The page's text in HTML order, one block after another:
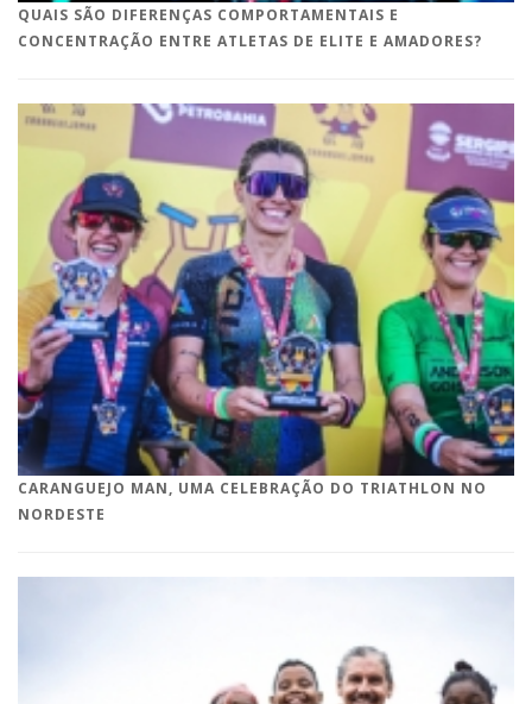
QUAIS SÃO DIFERENÇAS COMPORTAMENTAIS E
CONCENTRAÇÃO ENTRE ATLETAS DE ELITE E AMADORES?
CARANGUEJO MAN, UMA CELEBRAÇÃO DO TRIATHLON NO
NORDESTE